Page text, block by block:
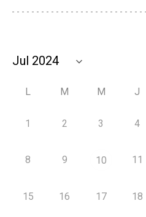
L M M J
1 2 3 4
8 9 10 11
15 16 17 18